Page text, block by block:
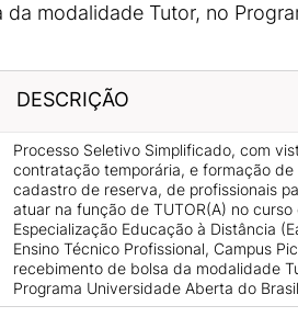
modalidade Tutor, no
DESCRIÇÃO
Processo Seletivo Simplificado, com
contratação temporária, e formação de
cadastro de reserva, de profissionais
atuar na função de TUTOR(A) no curso
Especialização Educação à Distância
Ensino Técnico Profissional, Campus
recebimento de bolsa da modalidade
Programa Universidade Aberta do